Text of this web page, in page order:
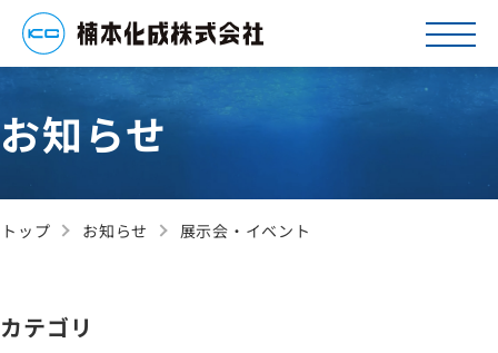
お知らせ
トップ お知らせ 展示会・イベント
カテゴリ